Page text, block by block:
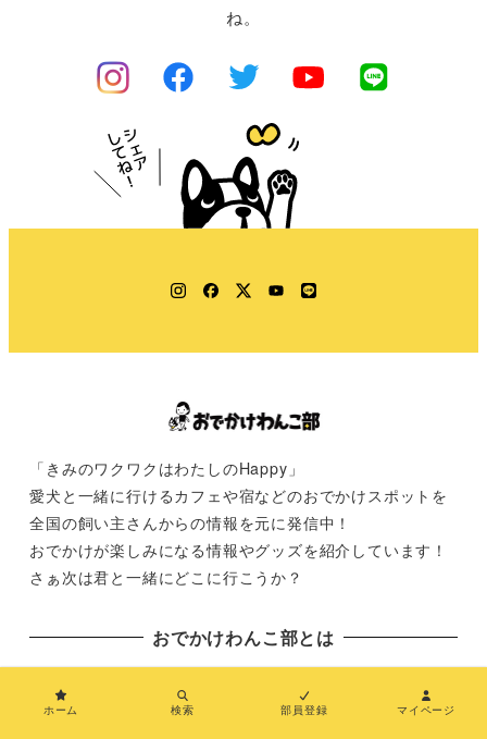
ね。
Instagram
Facebook
TwitterYouTube
LINE
「きみのワクワクはわたしのHappy」
愛犬と一緒に行けるカフェや宿などのおでかけスポットを
全国の飼い主さんからの情報を元に発信中！
おでかけが楽しみになる情報やグッズを紹介しています！
さぁ次は君と一緒にどこに行こうか？
おでかけわんこ部とは
おでかけわんこ部とは
ホーム 検索 部員登録 マイページ